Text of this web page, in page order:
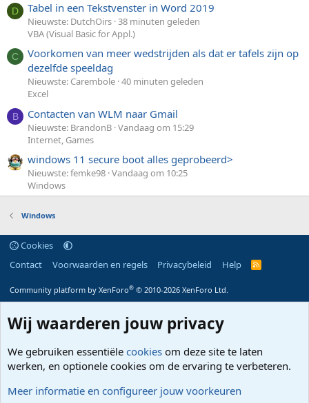
D Tabel in een Tekstvenster in Word 2019
Nieuwste: DutchOirs 38 minuten geleden
VBA (Visual Basic for Appl.)
C
Voorkomen van meer wedstrijden als dat er tafels zijn op
dezelfde speeldag
Nieuwste: Carembole 40 minuten geleden
Excel
B Contacten van WLM naar Gmail
Nieuwste: BrandonB Vandaag om 15:29
Internet, Games
windows 11 secure boot alles geprobeerd>
Nieuwste: femke98 Vandaag om 10:25
Windows
Windows
Cookies
Contact
Voorwaarden en regels Privacybeleid Help
R
Community platform by XenForo® © 2010-2026 XenForo Ltd.
Wij waarderen jouw privacy
We gebruiken essentiële cookies om deze site te laten
werken, en optionele cookies om de ervaring te verbeteren.
Meer informatie en configureer jouw voorkeuren